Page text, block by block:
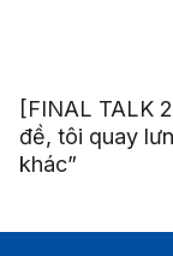
[FINAL TALK
đề, tôi quay
khác”